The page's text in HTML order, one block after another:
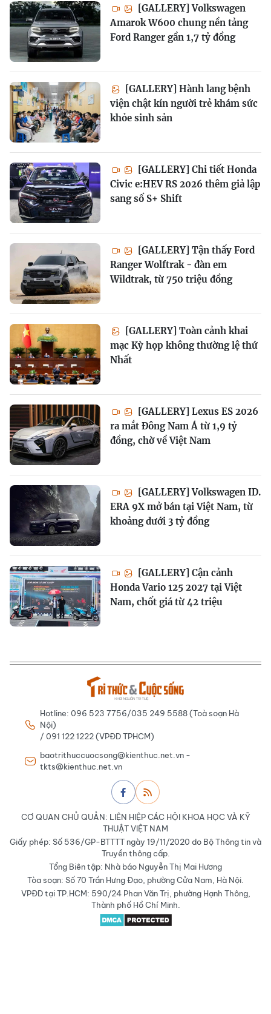
[GALLERY] Volkswagen
Amarok W600 chung nền tảng
Ford Ranger gần 1,7 tỷ đồng
[GALLERY] Hành lang bệnh
viện chật kín người trẻ khám sức
khỏe sinh sản
[GALLERY] Chi tiết Honda
Civic e:HEV RS 2026 thêm giả lập
sang số S+ Shift
[GALLERY] Tận thấy Ford
Ranger Wolftrak - đàn em
Wildtrak, từ 750 triệu đồng
[GALLERY] Toàn cảnh khai
mạc Kỳ họp không thường lệ thứ
Nhất
[GALLERY] Lexus ES 2026
ra mắt Đông Nam Á từ 1,9 tỷ
đồng, chờ về Việt Nam
[GALLERY] Volkswagen ID.
ERA 9X mở bán tại Việt Nam, từ
khoảng dưới 3 tỷ đồng
[GALLERY] Cận cảnh
Honda Vario 125 2027 tại Việt
Nam, chốt giá từ 42 triệu
Hotline: 096 523 7756/035 249 5588 (Toà soạn Hà
Nội)
/ 091 122 1222 (VPĐD TPHCM)
baotrithuccuocsong@kienthuc.net.vn -
tkts@kienthuc.net.vn
CƠ QUAN CHỦ QUẢN: LIÊN HIỆP CÁC HỘI KHOA HỌC VÀ KỸ
THUẬT VIỆT NAM
Giấy phép: Số 536/GP-BTTTT ngày 19/11/2020 do Bộ Thông tin và
Truyền thông cấp.
Tổng Biên tập: Nhà báo Nguyễn Thị Mai Hương
Tòa soạn: Số 70 Trần Hưng Đạo, phường Cửa Nam, Hà Nội.
VPĐD tại TP.HCM: 590/24 Phan Văn Trị, phường Hạnh Thông,
Thành phố Hồ Chí Minh.